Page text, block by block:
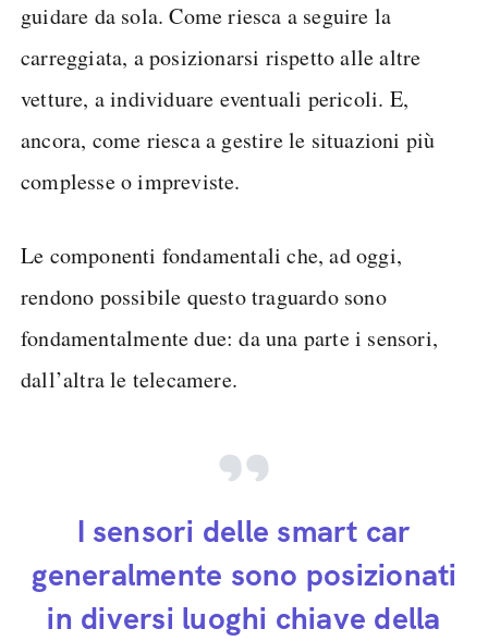
guidare da sola. Come riesca a seguire la
carreggiata, a posizionarsi rispetto alle altre
vetture, a individuare eventuali pericoli. E,
ancora, come riesca a gestire le situazioni più
complesse o impreviste.
Le componenti fondamentali che, ad oggi,
rendono possibile questo traguardo sono
fondamentalmente due: da una parte i sensori,
dall’altra le telecamere.
I sensori delle smart car
generalmente sono posizionati
in diversi luoghi chiave della